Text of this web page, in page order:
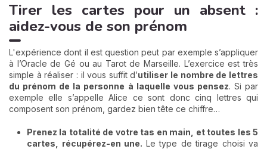
Tirer les cartes pour un absent :
aidez-vous de son prénom
L'expérience dont il est question peut par exemple s’appliquer
à l’Oracle de Gé ou au Tarot de Marseille. L’exercice est très
simple à réaliser : il vous suffit d’utiliser le nombre de lettres
du prénom de la personne à laquelle vous pensez. Si par
exemple elle s’appelle Alice ce sont donc cinq lettres qui
composent son prénom, gardez bien tête ce chiffre…
Prenez la totalité de votre tas en main, et toutes les 5
cartes, récupérez-en une. Le type de tirage choisi va